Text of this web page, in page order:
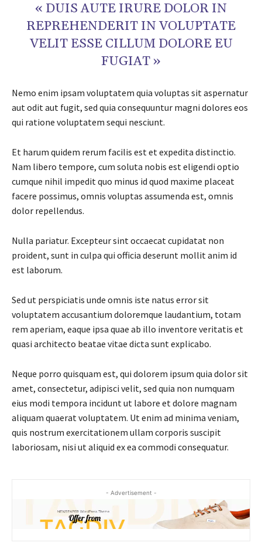
« DUIS AUTE IRURE DOLOR IN
REPREHENDERIT IN VOLUPTATE
VELIT ESSE CILLUM DOLORE EU
FUGIAT »
Nemo enim ipsam voluptatem quia voluptas sit aspernatur
aut odit aut fugit, sed quia consequuntur magni dolores eos
qui ratione voluptatem sequi nesciunt.
Et harum quidem rerum facilis est et expedita distinctio.
Nam libero tempore, cum soluta nobis est eligendi optio
cumque nihil impedit quo minus id quod maxime placeat
facere possimus, omnis voluptas assumenda est, omnis
dolor repellendus.
Nulla pariatur. Excepteur sint occaecat cupidatat non
proident, sunt in culpa qui officia deserunt mollit anim id
est laborum.
Sed ut perspiciatis unde omnis iste natus error sit
voluptatem accusantium doloremque laudantium, totam
rem aperiam, eaque ipsa quae ab illo inventore veritatis et
quasi architecto beatae vitae dicta sunt explicabo.
Neque porro quisquam est, qui dolorem ipsum quia dolor sit
amet, consectetur, adipisci velit, sed quia non numquam
eius modi tempora incidunt ut labore et dolore magnam
aliquam quaerat voluptatem. Ut enim ad minima veniam,
quis nostrum exercitationem ullam corporis suscipit
laboriosam, nisi ut aliquid ex ea commodi consequatur.
- Advertisement -